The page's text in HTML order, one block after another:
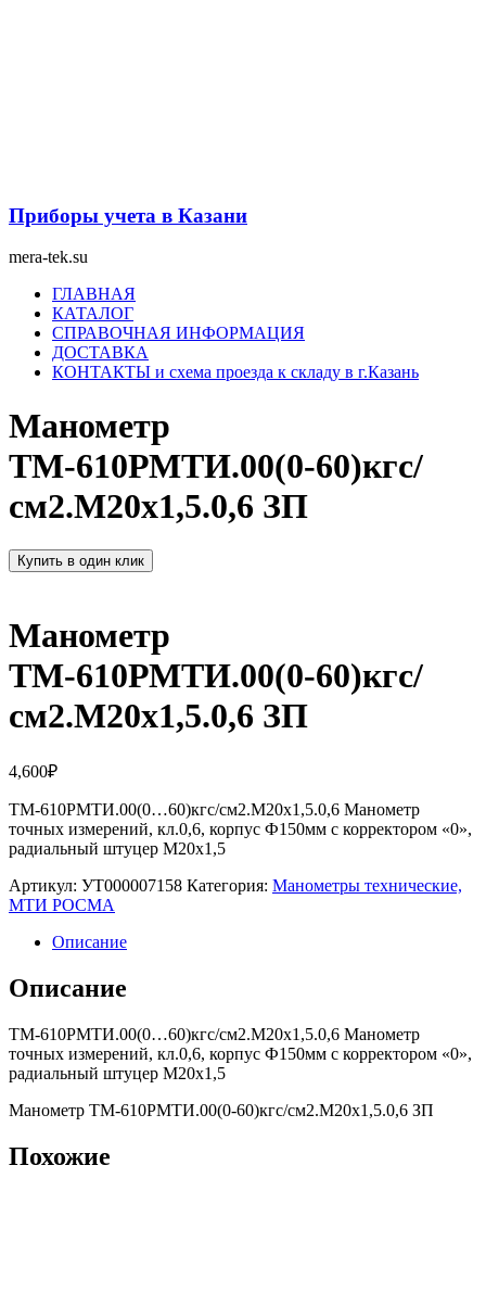
Приборы учета в Казани
mera-tek.su
МенюГЛАВНАЯ
КАТАЛОГ
СПРАВОЧНАЯ ИНФОРМАЦИЯ
ДОСТАВКА
КОНТАКТЫ и схема проезда к складу в г.Казань
Манометр
ТМ-610РМТИ.00(0-60)кгс/
см2.M20х1,5.0,6 ЗП
Купить в один клик
Манометр
ТМ-610РМТИ.00(0-60)кгс/
см2.M20х1,5.0,6 ЗП
4,600₽
ТМ-610РМТИ.00(0…60)кгс/см2.M20х1,5.0,6 Манометр
точных измерений, кл.0,6, корпус Ф150мм с корректором «0»,
радиальный штуцер М20х1,5
Артикул: УТ000007158 Категория: Манометры технические,
МТИ РОСМА
Описание
Описание
ТМ-610РМТИ.00(0…60)кгс/см2.M20х1,5.0,6 Манометр
точных измерений, кл.0,6, корпус Ф150мм с корректором «0»,
радиальный штуцер М20х1,5
Манометр ТМ-610РМТИ.00(0-60)кгс/см2.M20х1,5.0,6 ЗП
Похожие